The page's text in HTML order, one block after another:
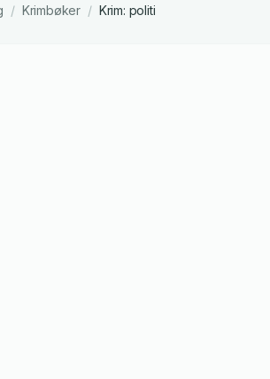
/ Krimbøker / Krim: politi